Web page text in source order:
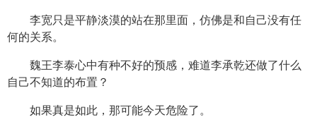
李宽只是平静淡漠的站在那里面，仿佛是和自己没有任
何的关系。
魏王李泰心中有种不好的预感，难道李承乾还做了什么
自己不知道的布置？
如果真是如此，那可能今天危险了。